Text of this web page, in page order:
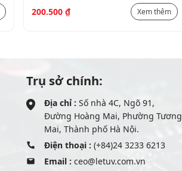
200.500 ₫ Xem thêm
Trụ sở chính:
Địa chỉ : Số nhà 4C, Ngõ 91,
Đường Hoàng Mai, Phường Tương
Mai, Thành phố Hà Nội.
Điện thoại : (+84)24 3233 6213
Email : ceo@letuv.com.vn